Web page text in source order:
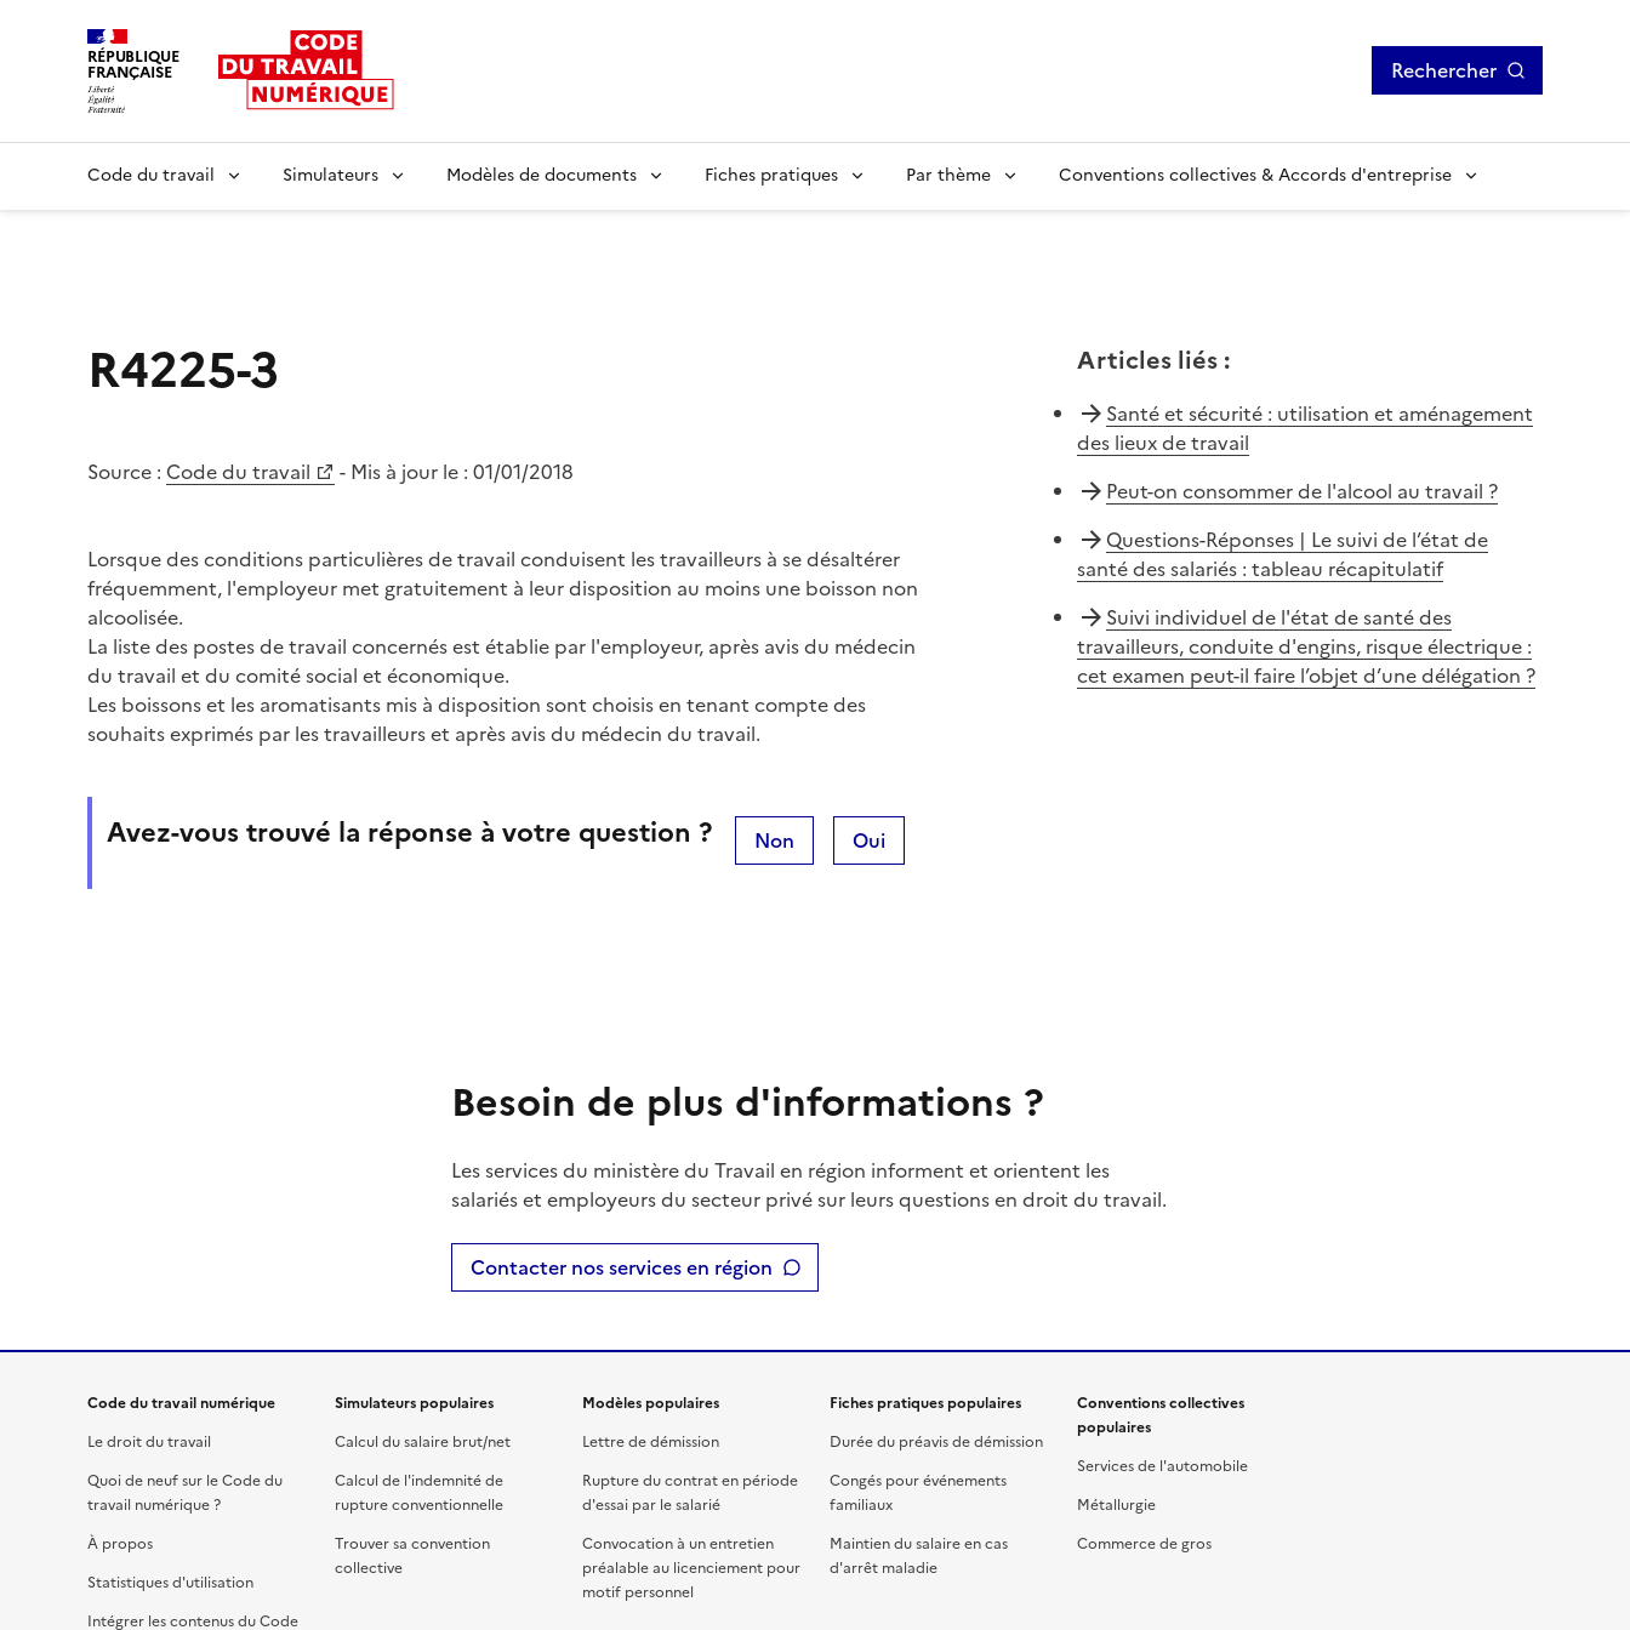
RÉPUBLIQUE
FRANÇAISE Rechercher
Code du travail Simulateurs Modèles de documents Fiches pratiques Par thème Conventions collectives & Accords d'entreprise
R4225-3
Source : Code du travail - Mis à jour le : 01/01/2018
Lorsque des conditions particulières de travail conduisent les travailleurs à se désaltérer
fréquemment, l'employeur met gratuitement à leur disposition au moins une boisson non
alcoolisée.
La liste des postes de travail concernés est établie par l'employeur, après avis du médecin
du travail et du comité social et économique.
Les boissons et les aromatisants mis à disposition sont choisis en tenant compte des
souhaits exprimés par les travailleurs et après avis du médecin du travail.
Avez-vous trouvé la réponse à votre question ? Non Oui
Articles liés:
Santé et sécurité : utilisation et aménagement
des lieux de travail
Peut-on consommer de l'alcool au travail ?
Questions-Réponses | Le suivi de l’état de
santé des salariés : tableau récapitulatif
Suivi individuel de l'état de santé des
travailleurs, conduite d'engins, risque électrique :
cet examen peut-il faire l’objet d’une délégation ?
Besoin de plus d'informations ?
Les services du ministère du Travail en région informent et orientent les
salariés et employeurs du secteur privé sur leurs questions en droit du travail.
Contacter nos services en région
Code du travail numérique
Le droit du travail
Quoi de neuf sur le Code du
travail numérique ?
À propos
Statistiques d'utilisation
Intégrer les contenus du Code
Simulateurs populaires
Calcul du salaire brut/net
Calcul de l'indemnité de
rupture conventionnelle
Trouver sa convention
collective
Modèles populaires
Lettre de démission
Rupture du contrat en période
d'essai par le salarié
Convocation à un entretien
préalable au licenciement pour
motif personnel
Fiches pratiques populaires
Durée du préavis de démission
Congés pour événements
familiaux
Maintien du salaire en cas
d'arrêt maladie
Conventions collectives
populaires
Services de l'automobile
Métallurgie
Commerce de gros